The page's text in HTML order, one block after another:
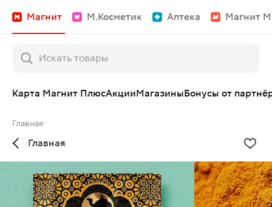
Магнит М.Косметик Аптека Магнит
Карта Магнит ПлюсАкцииМагазиныБонусы от
Главная
Главная